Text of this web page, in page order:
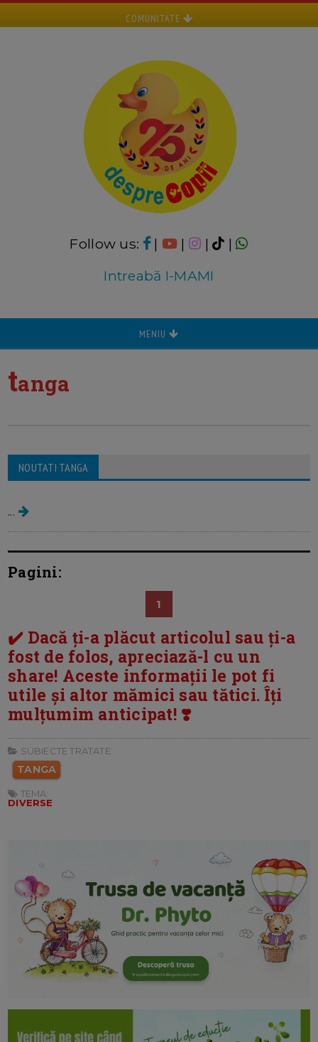
COMUNITATE
Follow us: | | |
|
Intreabă I-MAMI
MENIU
tanga
NOUTATI TANGADiamante pentru tanga (jurnal
intim)
...
Pagini:
1
✔️ Dacă ți-a plăcut articolul sau ți-a
fost de folos, apreciază-l cu un
share! Aceste informații le pot fi
utile și altor mămici sau tătici. Îți
mulțumim anticipat! ❣️
SUBIECTE TRATATE:
TANGA
TEMA:
DIVERSE